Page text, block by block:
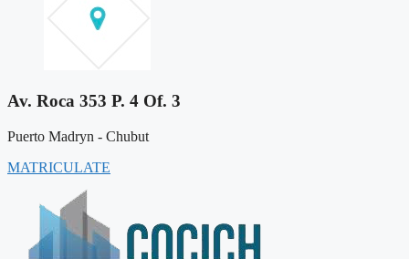
Av. Roca 353 P. 4 Of. 3
Puerto Madryn - Chubut
MATRICULATE